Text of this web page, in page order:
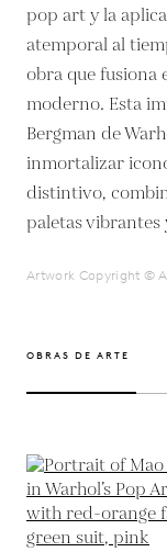
pop art y la
atemporal al
obra que fusiona
moderno. Esta
Bergman de
inmortalizar
distintivo,
paletas vibrantes
Artwork Copyright ©
OBRAS DE ARTE